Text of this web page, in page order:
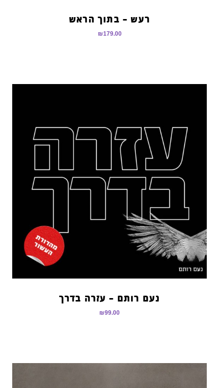
רעש – בתוך הראש
₪179.00
נעם רותם – עזרה בדרך
₪99.00